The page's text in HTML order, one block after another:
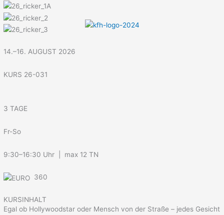
Zum
Inhalt
springen
14.–16. AUGUST 2026
KURS 26-031
3 TAGE
Fr-So
9:30–16:30 Uhr | max 12 TN
360
KURSINHALT
Egal ob Hollywoodstar oder Mensch von der Straße – jedes Gesicht